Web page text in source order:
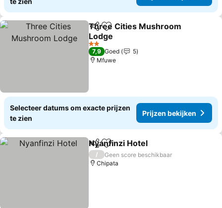
DelenToevoegen aan favorieten
Three Cities Mushroom
Lodge
Prijzen bekijken
2 Sterren
7,9 Goed
5
Mfuwe
Selecteer datums om exacte prijzen
te zien
Prijzen bekijken
DelenToevoegen aan favorieten
Nyanfinzi Hotel
/
Geen score beschikbaar
Chipata